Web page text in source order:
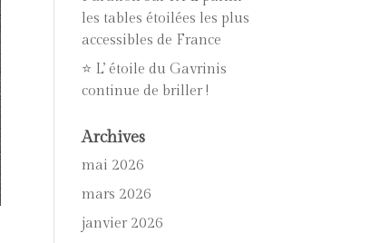
les tables étoilées les plus
accessibles de France
⭐ L’ étoile du Gavrinis
continue de briller !
Archives
mai 2026
mars 2026
janvier 2026